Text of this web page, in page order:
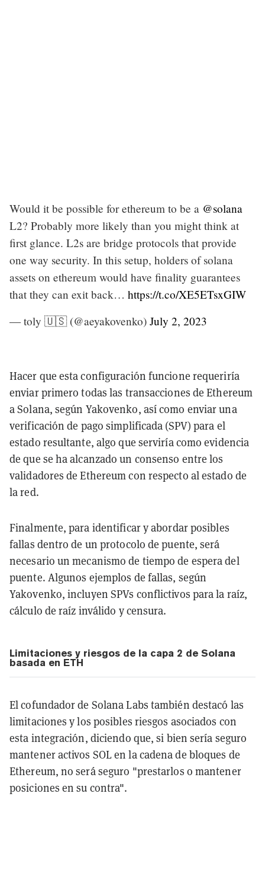
Would it be possible for ethereum to be a @solana
L2? Probably more likely than you might think at
first glance. L2s are bridge protocols that provide
one way security. In this setup, holders of solana
assets on ethereum would have finality guarantees
that they can exit back… https://t.co/XE5ETsxGIW
— toly 🇺🇸 (@aeyakovenko) July 2, 2023
Hacer que esta configuración funcione requeriría
enviar primero todas las transacciones de Ethereum
a Solana, según Yakovenko, así como enviar una
verificación de pago simplificada (SPV) para el
estado resultante, algo que serviría como evidencia
de que se ha alcanzado un consenso entre los
validadores de Ethereum con respecto al estado de
la red.
Finalmente, para identificar y abordar posibles
fallas dentro de un protocolo de puente, será
necesario un mecanismo de tiempo de espera del
puente. Algunos ejemplos de fallas, según
Yakovenko, incluyen SPVs conflictivos para la raíz,
cálculo de raíz inválido y censura.
Limitaciones y riesgos de la capa 2 de Solana
basada en ETH
El cofundador de Solana Labs también destacó las
limitaciones y los posibles riesgos asociados con
esta integración, diciendo que, si bien sería seguro
mantener activos SOL en la cadena de bloques de
Ethereum, no será seguro "prestarlos o mantener
posiciones en su contra".